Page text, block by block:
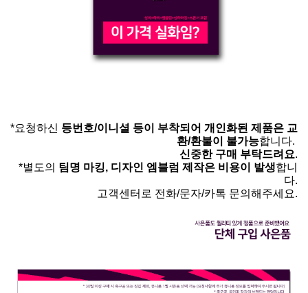
*요청하신 등번호/이니셜 등이 부착되어 개인화된 제품은 교
환/환불이 불가능합니다.
신중한 구매 부탁드려요.
*별도의 팀명 마킹, 디자인 엠블럼 제작은 비용이 발생합니
다.
고객센터로 전화/문자/카톡 문의해주세요.